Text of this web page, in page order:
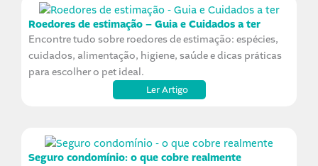
Roedores de estimação – Guia e Cuidados a ter
Encontre tudo sobre roedores de estimação: espécies,
cuidados, alimentação, higiene, saúde e dicas práticas
para escolher o pet ideal.
Ler Artigo
Seguro condomínio: o que cobre realmente